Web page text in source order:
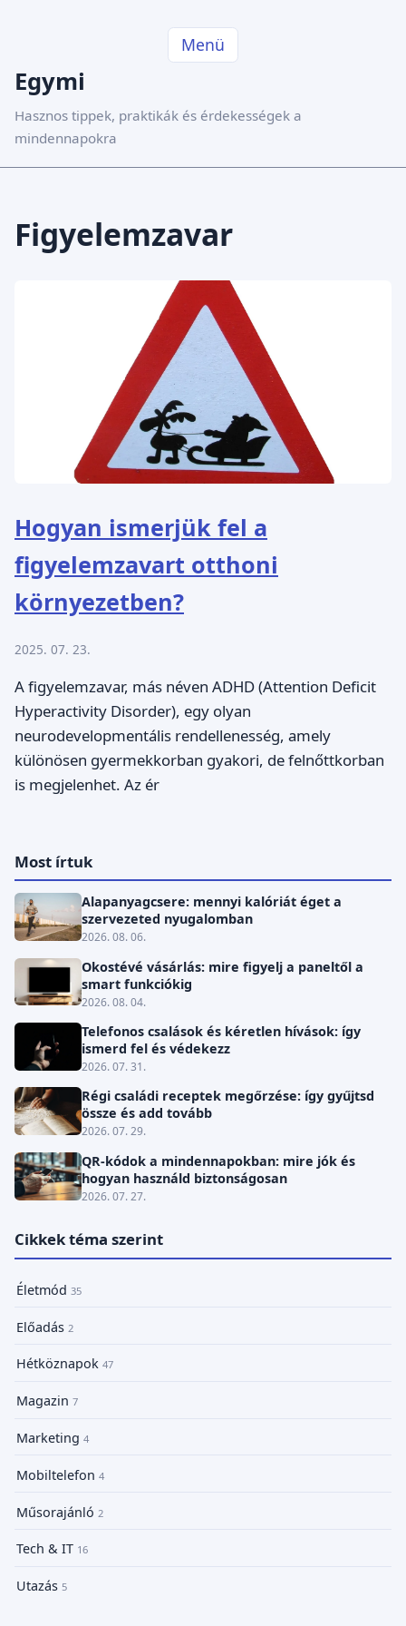
Menü
Egymi
Hasznos tippek, praktikák és érdekességek a
mindennapokra
Figyelemzavar
Hogyan ismerjük fel a
figyelemzavart otthoni
környezetben?
2025. 07. 23.
A figyelemzavar, más néven ADHD (Attention Deficit
Hyperactivity Disorder), egy olyan
neurodevelopmentális rendellenesség, amely
különösen gyermekkorban gyakori, de felnőttkorban
is megjelenhet. Az ér
Most írtuk
Alapanyagcsere: mennyi kalóriát éget a
szervezeted nyugalomban
2026. 08. 06.
Okostévé vásárlás: mire figyelj a paneltől a
smart funkciókig
2026. 08. 04.
Telefonos csalások és kéretlen hívások: így
ismerd fel és védekezz
2026. 07. 31.
Régi családi receptek megőrzése: így gyűjtsd
össze és add tovább
2026. 07. 29.
QR-kódok a mindennapokban: mire jók és
hogyan használd biztonságosan
2026. 07. 27.
Cikkek téma szerint
Életmód 35
Előadás 2
Hétköznapok 47
Magazin 7
Marketing 4
Mobiltelefon 4
Műsorajánló 2
Tech & IT 16
Utazás 5